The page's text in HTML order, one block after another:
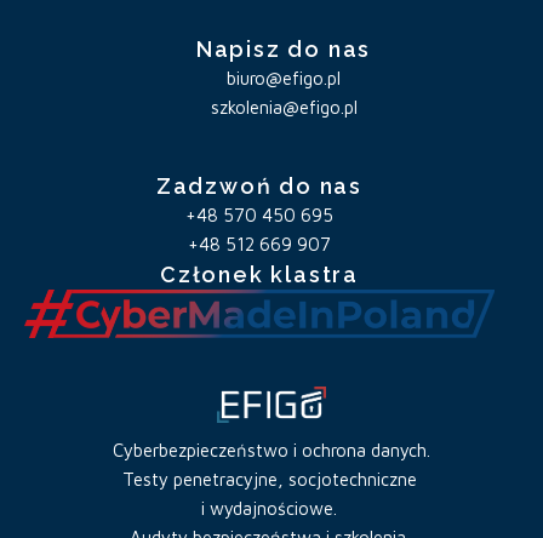
Cyberbezpieczeństwo i ochrona danych.
Testy penetracyjne, socjotechniczne
i wydajnościowe.
Zadzwoń do nas
+48 570 450 695
+48 512 669 907
Członek klastra
Napisz do nas
biuro@efigo.pl
szkolenia@efigo.pl